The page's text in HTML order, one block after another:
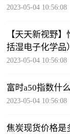
2023-05-04 10:56:08
【天天新视野
括湿电子化学品
2023-05-04 10:56:08
富时a50指数什
2023-05-04 10:56:08
焦炭现货价格是